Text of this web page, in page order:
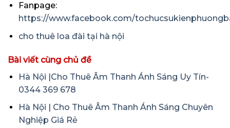
Fanpage:
https://www.facebook.com/
cho thuê loa đài tại hà nội
Bài viết cùng chủ đề
Hà Nội |Cho Thuê Âm Thanh Ánh Sáng Uy Tín-
0344 369 678
Hà Nội | Cho Thuê Âm Thanh Ánh Sáng Chuyên
Nghiệp Giá Rẻ